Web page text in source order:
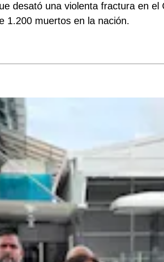
desató una violenta fractura en
1.200 muertos en la nación.